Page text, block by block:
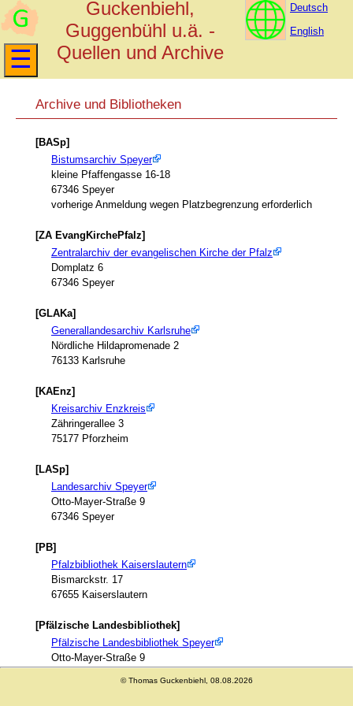
Guckenbiehl,
Guggenbühl u.ä. -
Quellen und Archive
Deutsch
English
Archive und Bibliotheken
[BASp]
Bistumsarchiv Speyer
kleine Pfaffengasse 16-18
67346 Speyer
vorherige Anmeldung wegen Platzbegrenzung erforderlich
[ZA EvangKirchePfalz]
Zentralarchiv der evangelischen Kirche der Pfalz
Domplatz 6
67346 Speyer
[GLAKa]
Generallandesarchiv Karlsruhe
Nördliche Hildapromenade 2
76133 Karlsruhe
[KAEnz]
Kreisarchiv Enzkreis
Zähringerallee 3
75177 Pforzheim
[LASp]
Landesarchiv Speyer
Otto-Mayer-Straße 9
67346 Speyer
[PB]
Pfalzbibliothek Kaiserslautern
Bismarckstr. 17
67655 Kaiserslautern
[Pfälzische Landesbibliothek]
Pfälzische Landesbibliothek Speyer
Otto-Mayer-Straße 9
© Thomas Guckenbiehl, 08.08.2026